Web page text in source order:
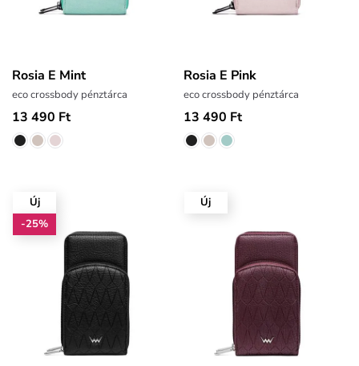
Rosia E Mint
eco crossbody pénztárca
13 490 Ft
Rosia E Pink
eco crossbody pénztárca
13 490 Ft
Új
-25%
Új